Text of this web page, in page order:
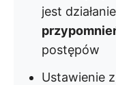
jest
postępów
Ustawienie